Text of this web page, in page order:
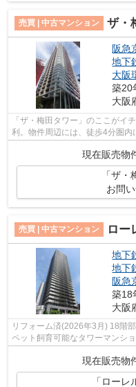
売買 | 中古マンション ザ・
阪急
地下
大阪
築20
大阪
「ザ・梅田タワー」のここがイ
利。物件周辺には、徒歩4分圏内
口まで行くのが面倒でも、大阪
現在販売物
「ザ
お問
売買 | 中古マンション ロー
地下
地下
阪急
築18
大阪
リフォーム済(2026年3月) 18階
ペット飼育可能なタワーマンシ
現在販売物
「ロー